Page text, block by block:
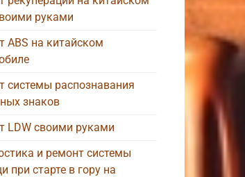
руками
ABS на китайском
системы распознавания
знаков
LDW своими руками
и ремонт системы
при старте в гору на